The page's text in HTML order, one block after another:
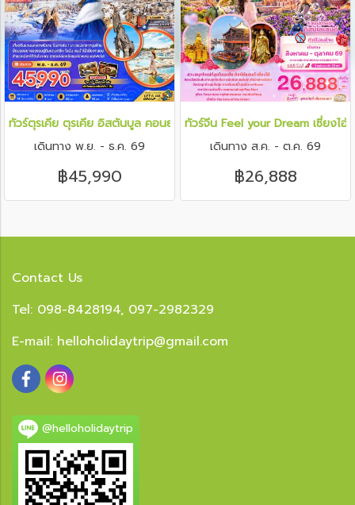
ทัวร์ตุรเคีย ตุรเคีย อิสตันบูล คอนยา คัปปาโดเกีย ปามุคคาเล ซานัคคาเล
เดินทาง พ.ย. - ธ.ค. 69
฿45,990
ทัวร์จีน Feel your Dream เซี่ยงไ
เดินทาง ส.ค. - ต.ค. 69
฿26,888
Contact Us
Tel: 098-8428194, 097-2982329
E-mail: helloholidaytrip@gmail.com
@helloholidaytrip